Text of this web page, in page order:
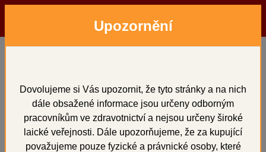
Hledat Přihlásit
INTERACRYL COLD 500
ml
Upozornění
Dovolujeme si Vás upozornit, že tyto stránky a na nich
dále obsažené informace jsou určeny odborným
pracovníkům ve zdravotnictví a nejsou určeny široké
laické veřejnosti. Dále upozorňujeme, že za kupující
považujeme pouze fyzické a právnické osoby, které